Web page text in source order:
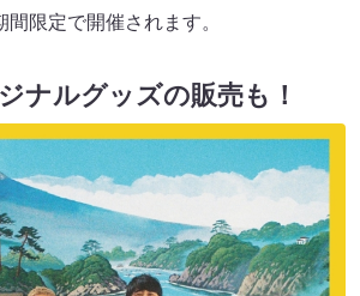
限定で開催されます。
ナルグッズの販売も！